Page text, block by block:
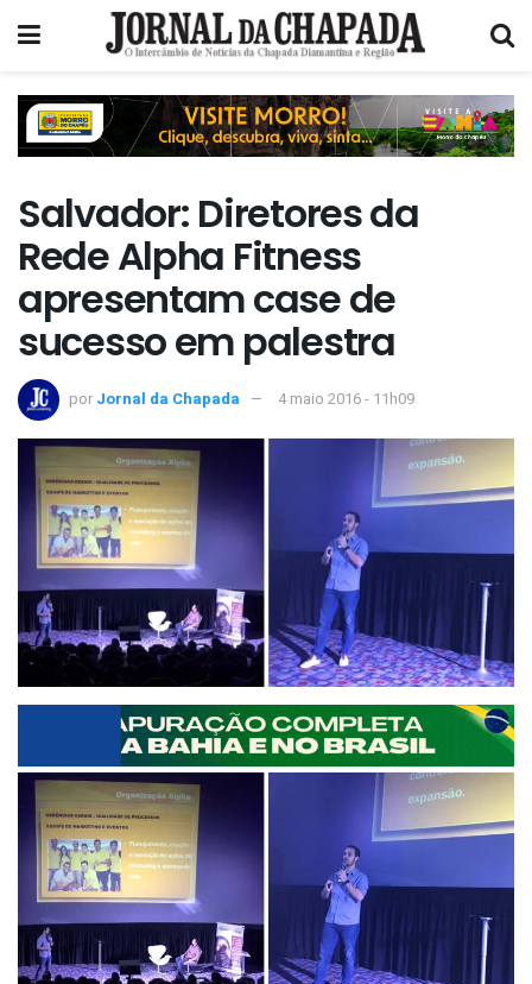
Salvador: Diretores da
Rede Alpha Fitness
apresentam case de
sucesso em palestra
por Jornal da Chapada 4 maio 2016 - 11h09